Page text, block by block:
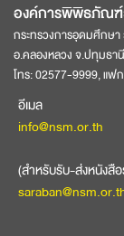
องค์การพิพิธภัณฑ์
กระทรวงการอุดมศึกษ
อ.คลองหลวง จ.ปทุมธา
โทร: 02577-9999, แฟ
อีเมล
info@nsm.or.th
(สำหรับรับ-ส่งหนังสื